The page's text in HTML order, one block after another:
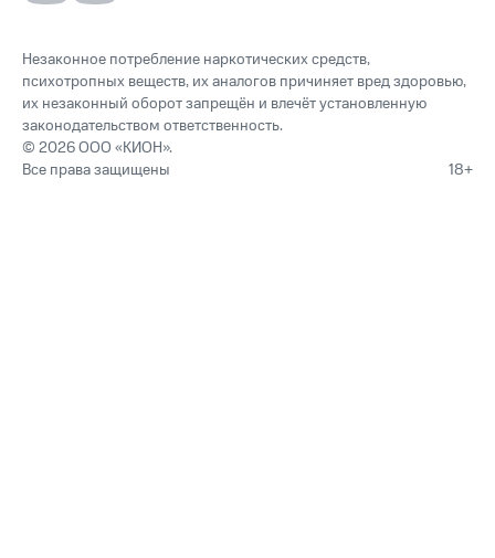
Незаконное потребление наркотических средств,
психотропных веществ, их аналогов причиняет вред здоровью,
их незаконный оборот запрещён и влечёт установленную
законодательством ответственность.
© 2026 ООО «КИОН».
Все права защищены
18+